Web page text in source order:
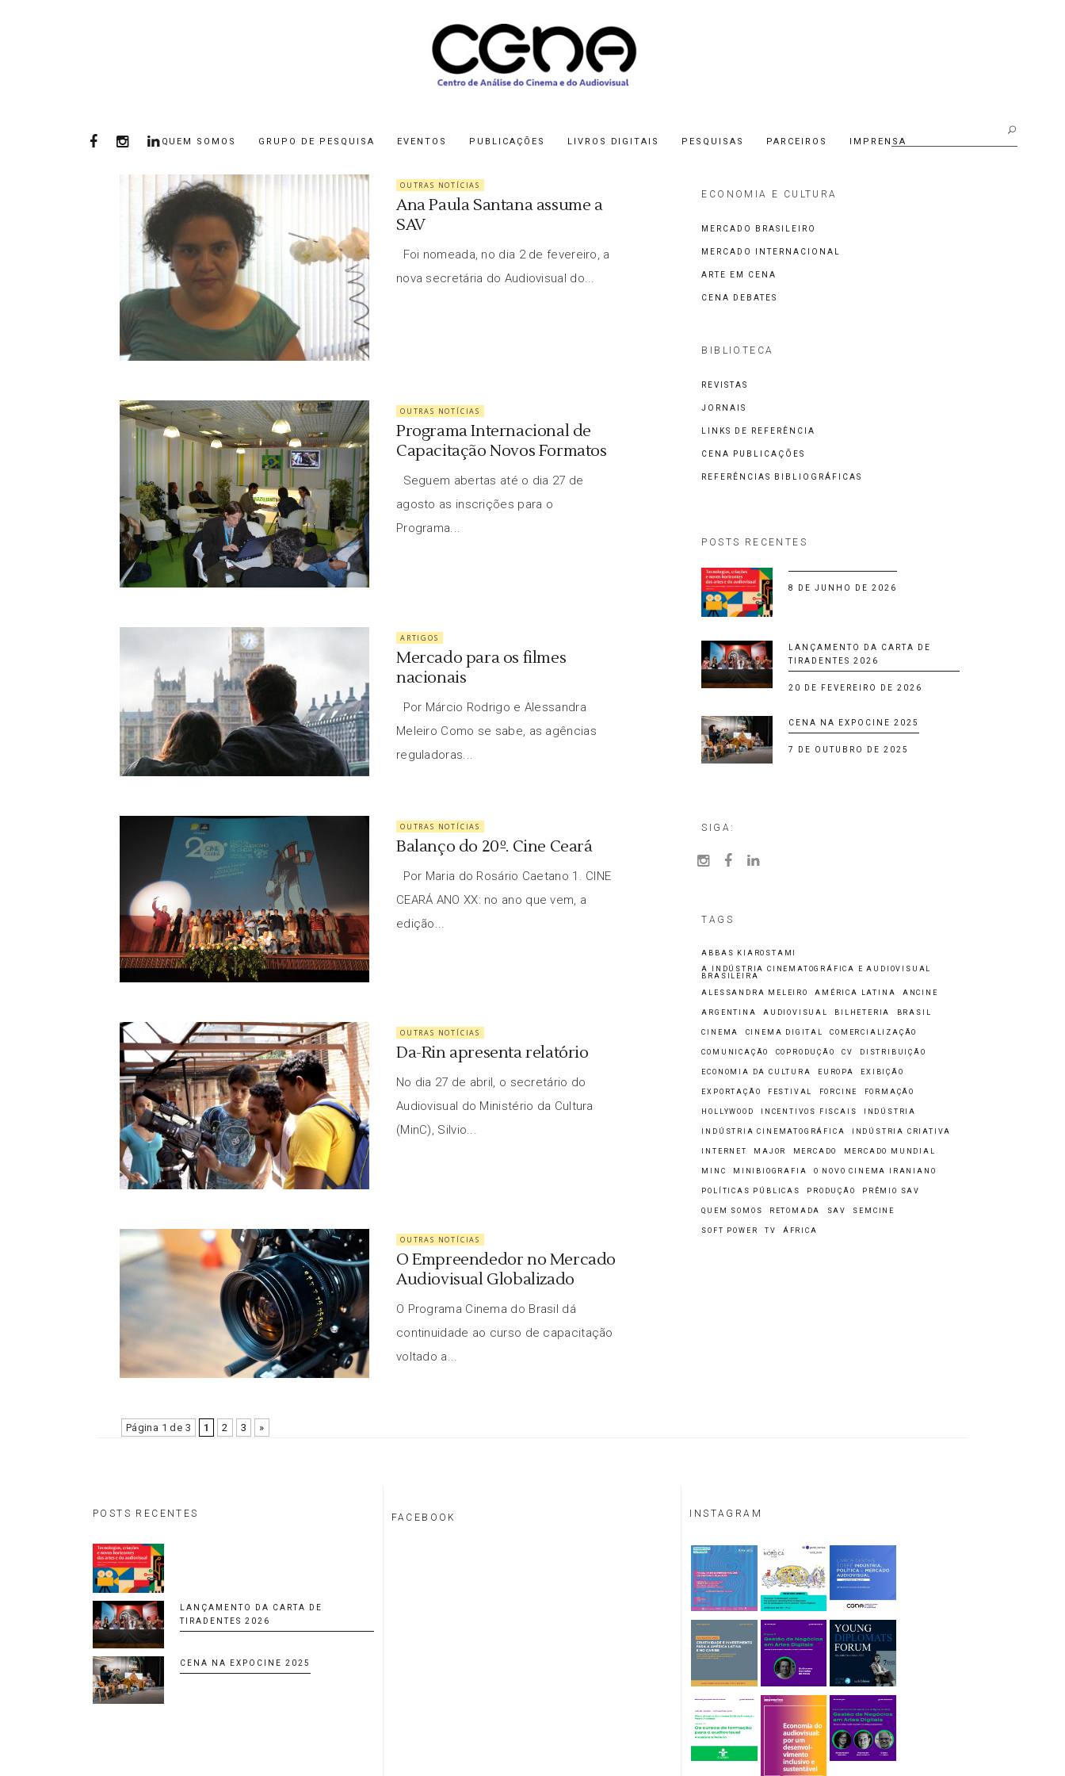
QUEM SOMOS GRUPO DE PESQUISA EVENTOS PUBLICAÇÕES LIVROS DIGITAIS PESQUISAS PARCEIROS IMPRENSA
OUTRAS NOTÍCIAS
Ana Paula Santana assume a
SAV
Foi nomeada, no dia 2 de fevereiro, a
nova secretária do Audiovisual do...
OUTRAS NOTÍCIAS
Programa Internacional de
Capacitação Novos Formatos
Seguem abertas até o dia 27 de
agosto as inscrições para o
Programa...
ARTIGOS
Mercado para os filmes
nacionais
Por Márcio Rodrigo e Alessandra
Meleiro Como se sabe, as agências
reguladoras...
OUTRAS NOTÍCIAS
Balanço do 20º. Cine Ceará
Por Maria do Rosário Caetano 1. CINE
CEARÁ ANO XX: no ano que vem, a
edição...
OUTRAS NOTÍCIAS
Da-Rin apresenta relatório
No dia 27 de abril, o secretário do
Audiovisual do Ministério da Cultura
(MinC), Silvio...
OUTRAS NOTÍCIAS
O Empreendedor no Mercado
Audiovisual Globalizado
O Programa Cinema do Brasil dá
continuidade ao curso de capacitação
voltado a...
Página 1 de 3 1 2 3 »
ECONOMIA E CULTURA
MERCADO BRASILEIRO
MERCADO INTERNACIONAL
ARTE EM CENA
CENA DEBATES
BIBLIOTECA
REVISTAS
JORNAIS
LINKS DE REFERÊNCIA
CENA PUBLICAÇÕES
REFERÊNCIAS BIBLIOGRÁFICAS
POSTS RECENTES
8 DE JUNHO DE 2026
LANÇAMENTO DA CARTA DE
TIRADENTES 2026
20 DE FEVEREIRO DE 2026
CENA NA EXPOCINE 2025
7 DE OUTUBRO DE 2025
SIGA:
TAGS
ABBAS KIAROSTAMI
A INDÚSTRIA CINEMATOGRÁFICA E AUDIOVISUAL
BRASILEIRA
ALESSANDRA MELEIRO AMÉRICA LATINA ANCINE
ARGENTINA AUDIOVISUAL BILHETERIA BRASIL
CINEMA CINEMA DIGITAL COMERCIALIZAÇÃO
COMUNICAÇÃO COPRODUÇÃO CV DISTRIBUIÇÃO
ECONOMIA DA CULTURA EUROPA EXIBIÇÃO
EXPORTAÇÃO FESTIVAL FORCINE FORMAÇÃO
HOLLYWOOD INCENTIVOS FISCAIS INDÚSTRIA
INDÚSTRIA CINEMATOGRÁFICA INDÚSTRIA CRIATIVA
INTERNET MAJOR MERCADO MERCADO MUNDIAL
MINC MINIBIOGRAFIA O NOVO CINEMA IRANIANO
POLÍTICAS PÚBLICAS PRODUÇÃO PRÊMIO SAV
QUEM SOMOS RETOMADA SAV SEMCINE
SOFT POWER TV ÁFRICA
POSTS RECENTES
LANÇAMENTO DA CARTA DE
TIRADENTES 2026
CENA NA EXPOCINE 2025
FACEBOOK INSTAGRAM